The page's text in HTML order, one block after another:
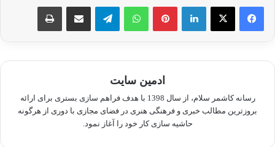
لینکدین پینترستواتس آپ تلگرام اشتراک گذاری از طریق ایمیل چاپ
ادمین سایت
رسانه کاشمر سلام، از سال 1398 با هدف فراهم سازی بستری برای ارائه
بروزترین مطالب خبری و فرهنگی هنری در فضای مجازی با دوری از هرگونه
حاشیه سازی کار خود را آغاز نمود.